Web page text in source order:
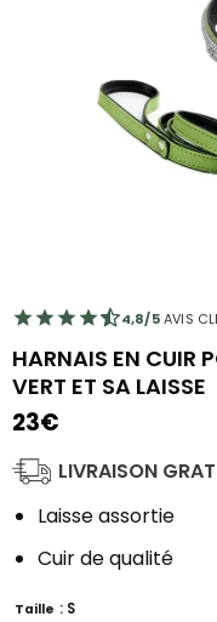
4,8/5AVIS
HARNAIS EN CUIR
VERT ET SA LAISSE
23€
LIVRAISON
Laisse assortie
Cuir de qualité
Taille : S